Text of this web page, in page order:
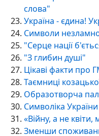
слова"
Україна - єдина!
Символи
"Серце нації
"З глибин душі"
Цікаві факти про
Таємниці
Образотворча
Символіка
«Війну, а не
Зменши